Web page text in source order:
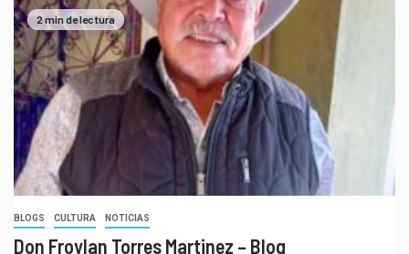
2 min de lectura
BLOGS CULTURA NOTICIAS
Don Froylan Torres Martinez – Blog